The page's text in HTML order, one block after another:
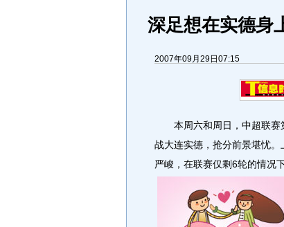
深足想在实德身
2007年09月29日07:15
本周六和周日，中超联赛
战大连实德，抢分前景堪忧
严峻，在联赛仅剩6轮的情况